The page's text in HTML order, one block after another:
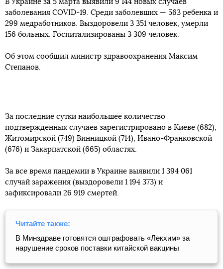
В Украине за 5 марта выявили 9 144 новых случаев
заболевания COVID-19. Среди заболевших — 563 ребенка и
299 медработников. Выздоровели 3 351 человек, умерли
156 больных. Госпитализированы 3 309 человек.
Об этом сообщил министр здравоохранения Максим
Степанов.
За последние сутки наибольшее количество
подтвержденных случаев зарегистрировано в Киеве (682),
Житомирской (749) Винницкой (714), Ивано-Франковской
(676) и Закарпатской (665) областях.
За все время пандемии в Украине выявили 1 394 061
случай заражения (выздоровели 1 194 373) и
зафиксировали 26 919 смертей.
Читайте также:
В Минздраве готовятся оштрафовать «Лекхим» за
нарушение сроков поставки китайской вакцины